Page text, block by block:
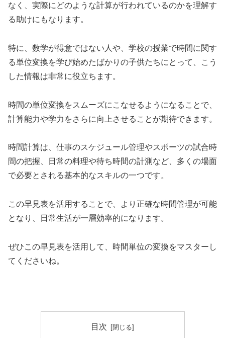
なく、実際にどのような計算が行われているのかを理解す
る助けにもなります。
特に、数学が得意ではない人や、学校の授業で時間に関す
る単位変換を学び始めたばかりの子供たちにとって、こう
した情報は非常に役立ちます。
時間の単位変換をスムーズにこなせるようになることで、
計算能力や学力をさらに向上させることが期待できます。
時間計算は、仕事のスケジュール管理やスポーツの試合時
間の把握、日常の料理や待ち時間の計測など、多くの場面
で必要とされる基本的なスキルの一つです。
この早見表を活用することで、より正確な時間管理が可能
となり、日常生活が一層効率的になります。
ぜひこの早見表を活用して、時間単位の変換をマスターし
てくださいね。
目次